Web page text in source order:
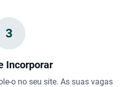
3
Incorporar
o no seu site. As suas vagas